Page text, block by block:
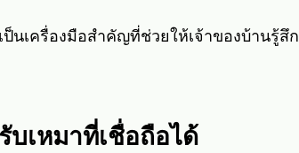
นเครื่องมือสำคัญที่ช่วยให้เจ้าของบ้านรู้สึก
เหมาที่เชื่อถือได้